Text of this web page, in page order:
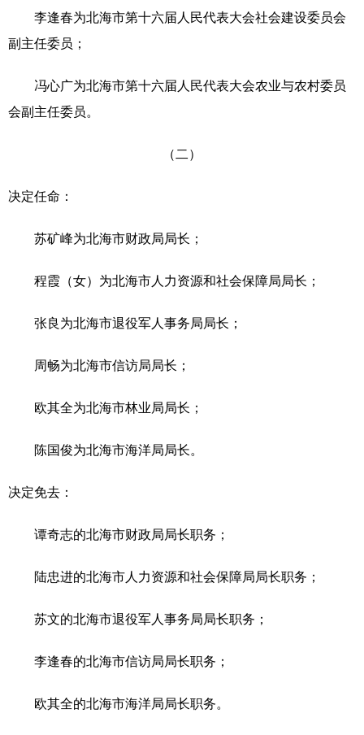
Deutsch
李逢春为北海市第十六届人民代表大会社会建设委员会
副主任委员；
冯心广为北海市第十六届人民代表大会农业与农村委员
会副主任委员。
（二）
决定任命：
苏矿峰为北海市财政局局长；
程霞（女）为北海市人力资源和社会保障局局长；
张良为北海市退役军人事务局局长；
周畅为北海市信访局局长；
欧其全为北海市林业局局长；
陈国俊为北海市海洋局局长。
决定免去：
谭奇志的北海市财政局局长职务；
陆忠进的北海市人力资源和社会保障局局长职务；
苏文的北海市退役军人事务局局长职务；
李逢春的北海市信访局局长职务；
欧其全的北海市海洋局局长职务。